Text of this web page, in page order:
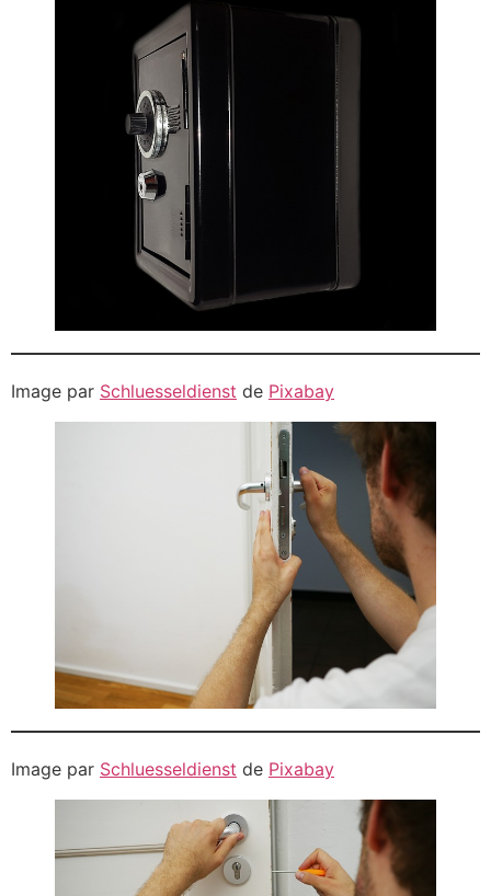
Image par Schluesseldienst de Pixabay
Image par Schluesseldienst de Pixabay